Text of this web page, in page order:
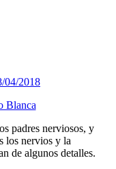
04/2018
padres nerviosos, y
los nervios y la
de algunos detalles.